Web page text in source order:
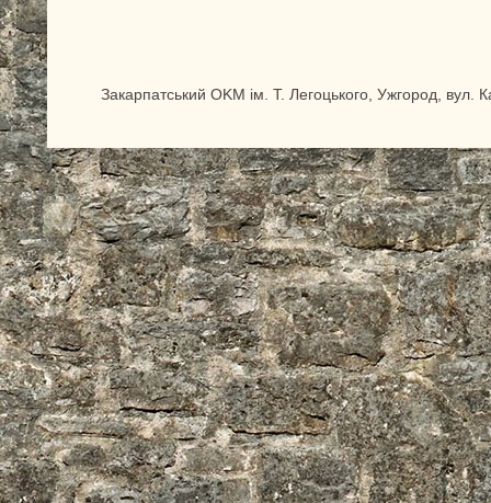
Закарпатський OKM ім. Т. Легоцького, Ужгород,